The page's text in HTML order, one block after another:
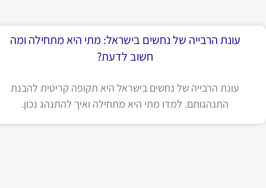
עונת הרבייה של נחשים בישראל: מתי היא מתחילה ומה
חשוב לדעת?
עונת הרבייה של נחשים בישראל היא תקופה קריטית להבנת
התנהגותם. למדו מתי היא מתחילה ואיך להתנהג נכון.